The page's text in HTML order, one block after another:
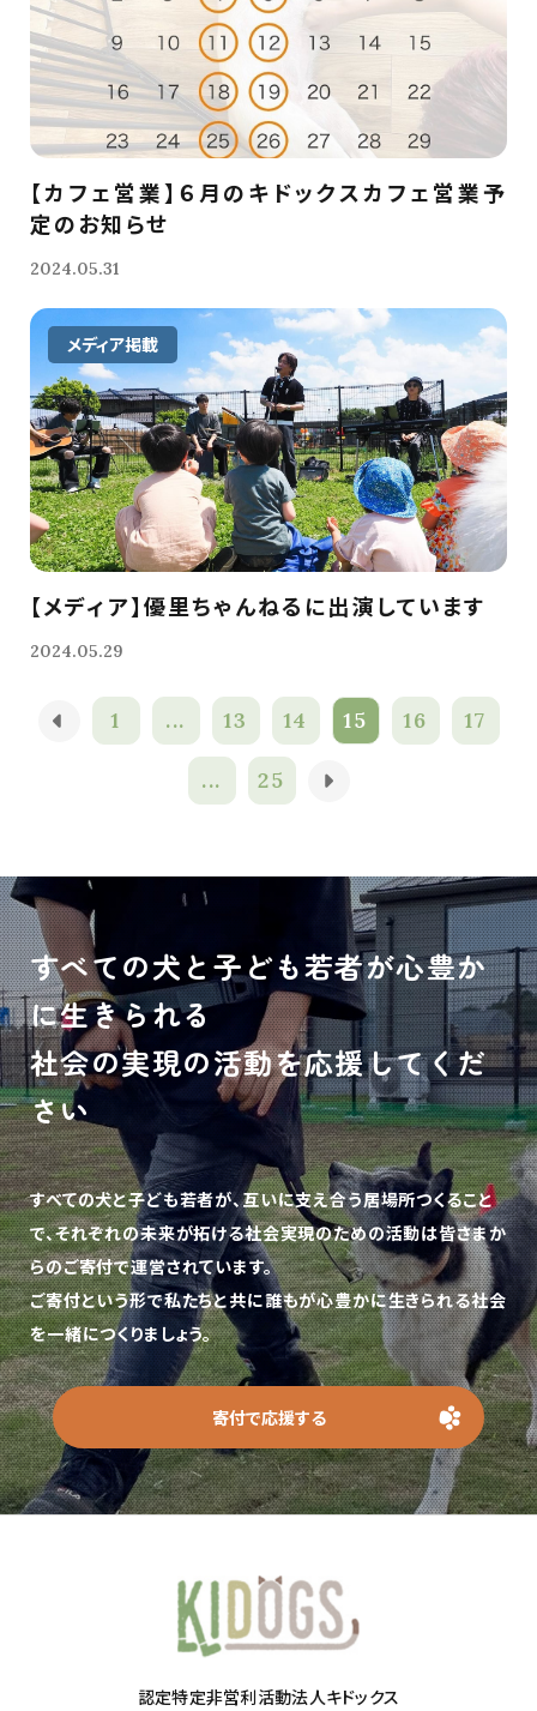
【カフェ営業】６月のキドックスカフェ営業予
定のお知らせ
2024.05.31
メディア掲載
【メディア】優里ちゃんねるに出演しています
2024.05.29
1 ... 13 14 15 16 17
... 25
すべての犬と子ども若者が心豊か
に生きられる
社会の実現の活動を応援してくだ
さい
すべての犬と子ども若者が、互いに支え合う居場所つくること
で、それぞれの未来が拓ける社会実現のための活動は皆さまか
らのご寄付で運営されています。
ご寄付という形で私たちと共に誰もが心豊かに生きられる社会
を一緒につくりましょう。
寄付で応援する
認定特定非営利活動法人キドックス